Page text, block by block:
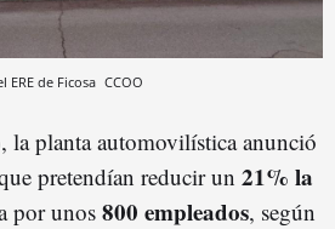
de Ficosa CCOO
, la planta automovilística anunció
pretendían reducir un 21% la
por unos 800 empleados, según